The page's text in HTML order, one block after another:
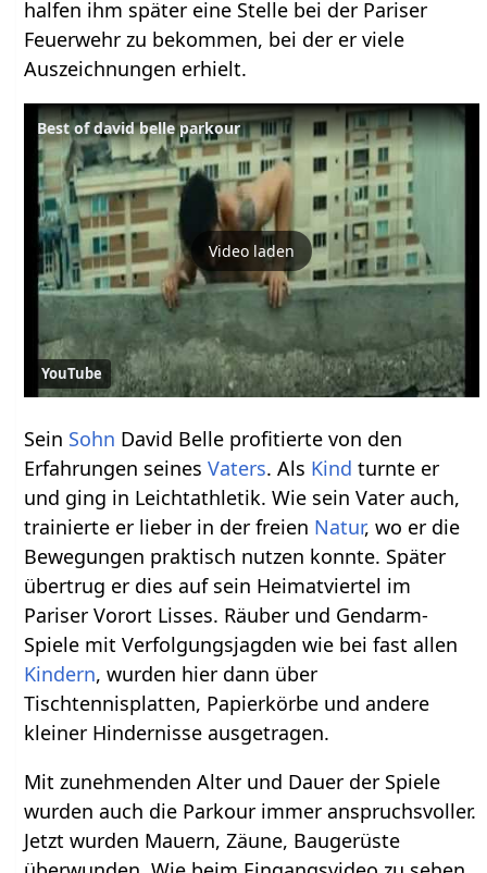
halfen ihm später eine Stelle bei der Pariser
Feuerwehr zu bekommen, bei der er viele
Auszeichnungen erhielt.
Best of david belle parkour
Video laden
YouTube
Sein Sohn David Belle profitierte von den
Erfahrungen seinesVaters. Als Kind turnte er
und ging in Leichtathletik. Wie sein Vater auch,
trainierte er lieber in der freien Natur, wo er die
Bewegungen praktisch nutzen konnte. Später
übertrug er dies auf sein Heimatviertel im
Pariser Vorort Lisses. Räuber und Gendarm-
Spiele mit Verfolgungsjagden wie bei fast allen
Kindern, wurden hier dann über
Tischtennisplatten, Papierkörbe und andere
kleiner Hindernisse ausgetragen.
Mit zunehmenden Alter und Dauer der Spiele
wurden auch die Parkour immer anspruchsvoller.
Jetzt wurden Mauern, Zäune, Baugerüste